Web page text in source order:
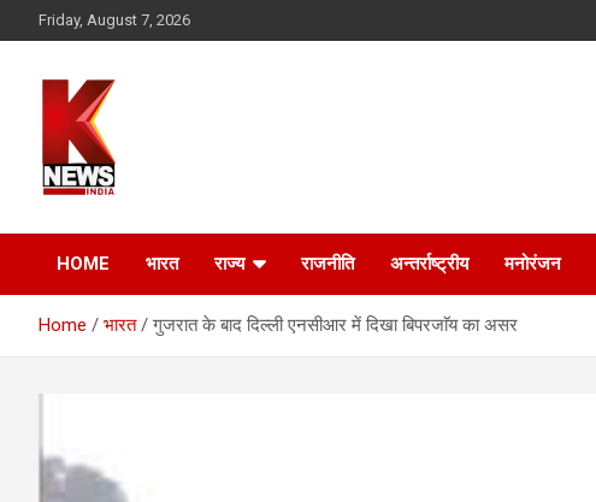
to
Friday, August 7, 2026
HOME भारत राज्य राजनीति अन्तर्राष्ट्रीय मनोरंजन
Home भारत गुजरात के बाद दिल्ली एनसीआर में दिखा बिपरजाॅय का असर